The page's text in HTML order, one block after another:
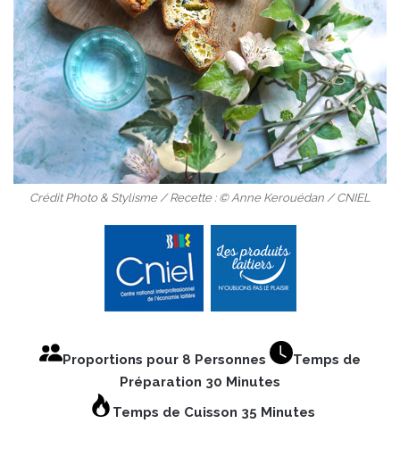
Crédit Photo & Stylisme / Recette : © Anne Kerouédan / CNIEL
Proportions pour 8 Personnes
Temps de
Préparation 30 Minutes
Temps de Cuisson 35 Minutes